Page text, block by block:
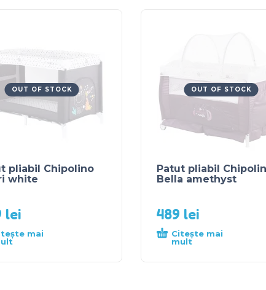
OUT OF STOCK
pliabil Chipolino
white
lei
mai
OUT OF STOCK
Patut pliabil
Bella amethyst
489 lei
Citește mai
mult